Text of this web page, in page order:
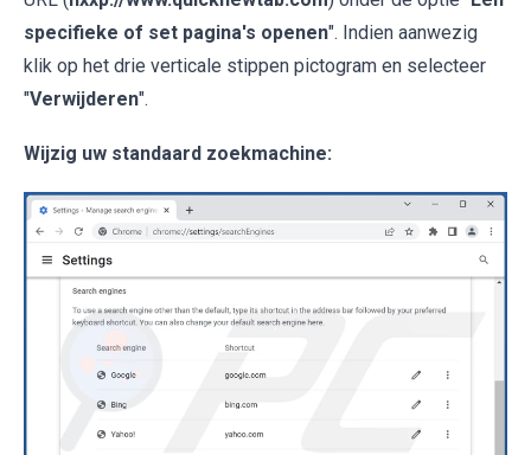
specifieke of set pagina's openen". Indien aanwezig
klik op het drie verticale stippen pictogram en selecteer
"Verwijderen".
Wijzig uw standaard zoekmachine: